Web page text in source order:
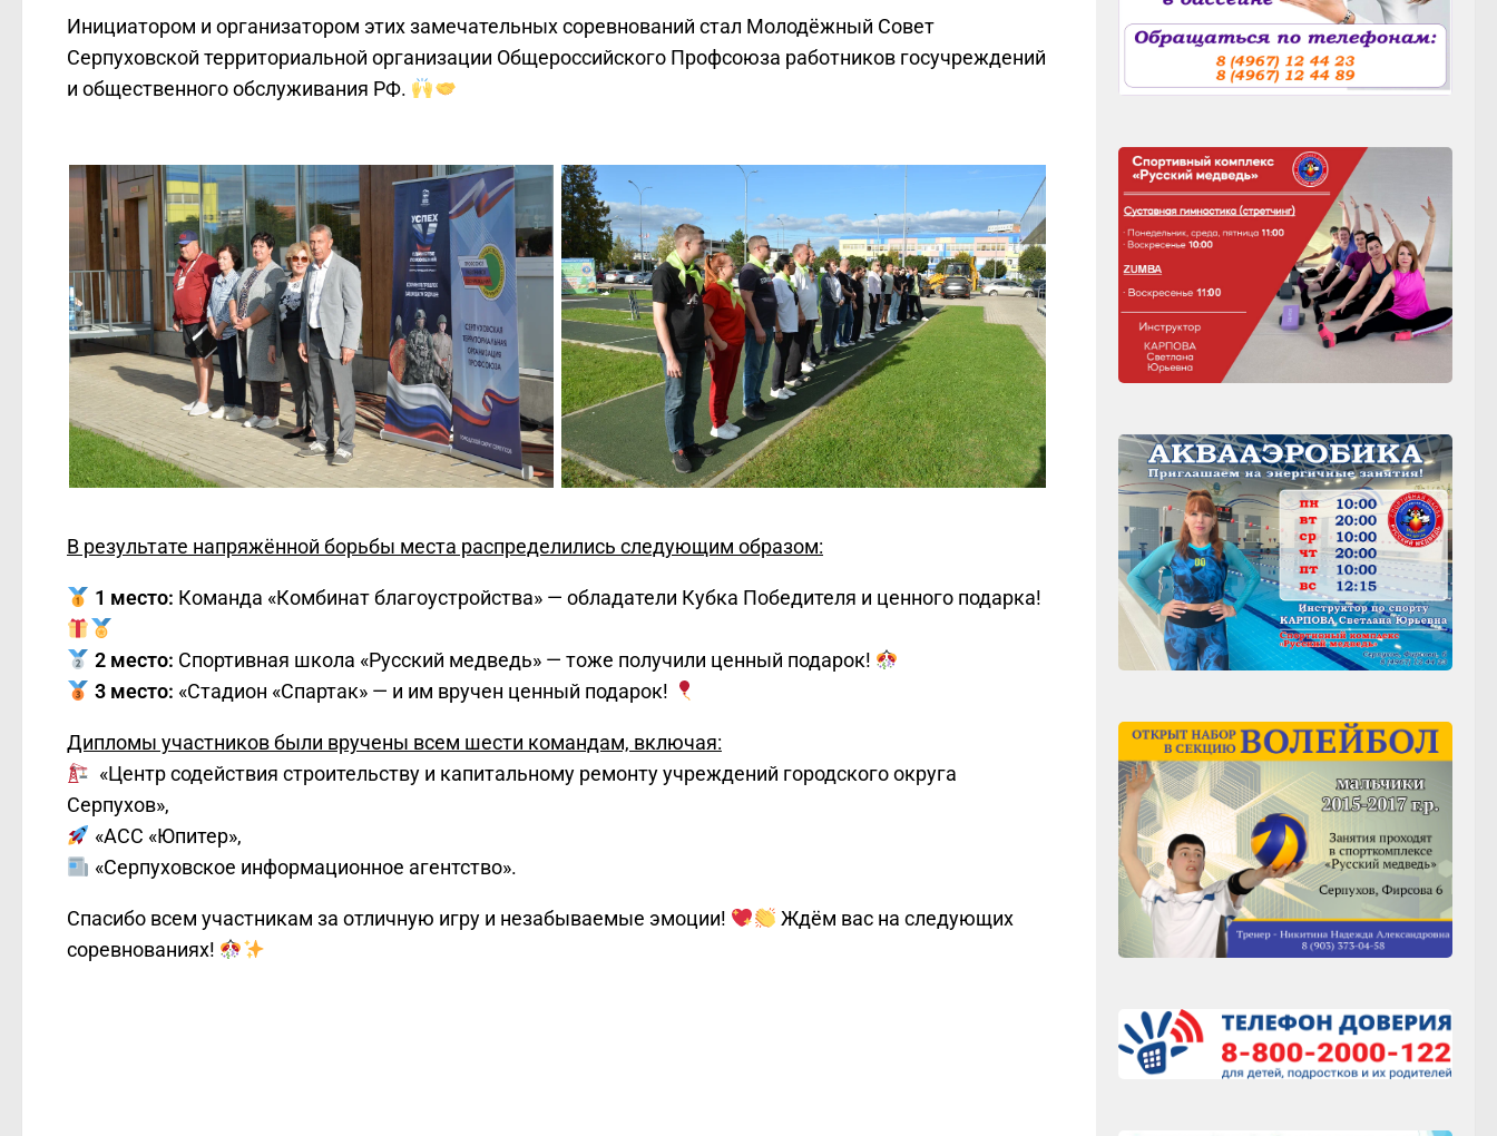
Инициатором и организатором этих замечательных соревнований стал Молодёжный Совет
Серпуховской территориальной организации Общероссийского Профсоюза работников госучреждений
и общественного обслуживания РФ.
В результате напряжённой борьбы места распределились следующим образом:
1 место: Команда «Комбинат благоустройства» — обладатели Кубка Победителя и ценного подарка!
2 место: Спортивная школа «Русский медведь» — тоже получили ценный подарок!
3 место: «Стадион «Спартак» — и им вручен ценный подарок!
Дипломы участников были вручены всем шести командам, включая:
«Центр содействия строительству и капитальному ремонту учреждений городского округа
Серпухов»,
«АСС «Юпитер»,
«Серпуховское информационное агентство».
Спасибо всем участникам за отличную игру и незабываемые эмоции!
Ждём вас на следующих
соревнованиях!